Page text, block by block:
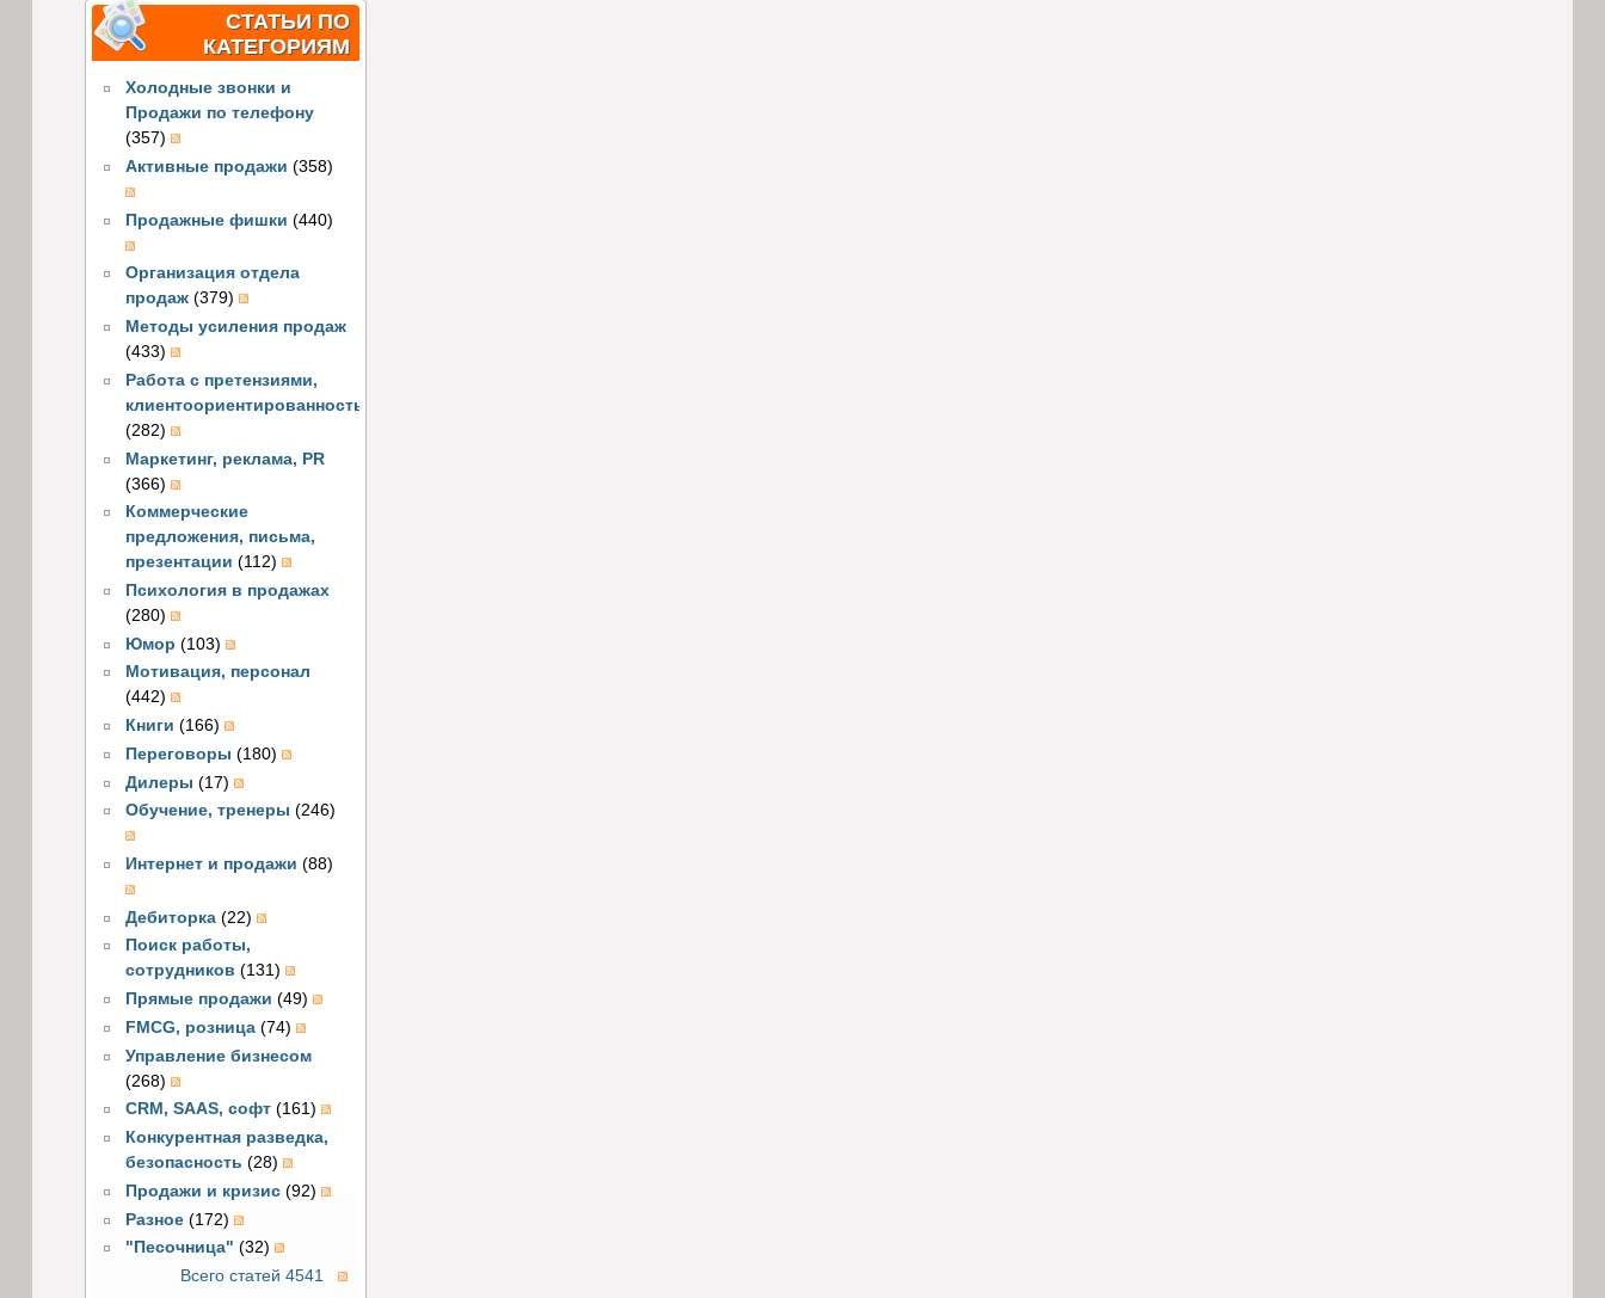
СТАТЬИ ПО
КАТЕГОРИЯМ
Холодные звонки и
Продажи по телефону
(357)
Активные продажи (358)
Продажные фишки (440)
Организация отдела
продаж (379)
Методы усиления продаж
(433)
Работа с претензиями,
клиентоориентированность
(282)
Маркетинг, реклама, PR
(366)
Коммерческие
предложения, письма,
презентации (112)
Психология в продажах
(280)
Юмор (103)
Мотивация, персонал
(442)
Книги (166)
Переговоры (180)
Дилеры (17)
Обучение, тренеры (246)
Интернет и продажи (88)
Дебиторка (22)
Поиск работы,
сотрудников (131)
Прямые продажи (49)
FMCG, розница (74)
Управление бизнесом
(268)
CRM, SAAS, софт (161)
Конкурентная разведка,
безопасность (28)
Продажи и кризис (92)
Разное (172)
"Песочница" (32)
Всего статей 4541